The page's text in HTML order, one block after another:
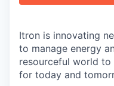
Itron is innovating
to manage energy
resourceful world
for today and